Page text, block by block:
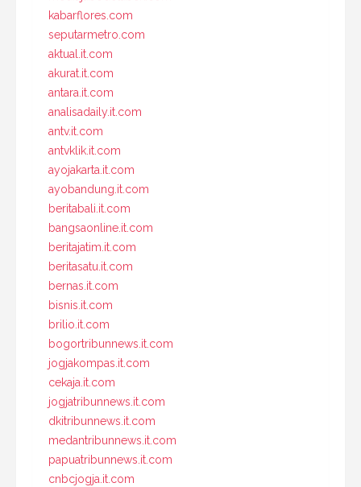
kabarflores.com
seputarmetro.com
aktual.it.com
akurat.it.com
antara.it.com
analisadaily.it.com
antv.it.com
antvklik.it.com
ayojakarta.it.com
ayobandung.it.com
beritabali.it.com
bangsaonline.it.com
beritajatim.it.com
beritasatu.it.com
bernas.it.com
bisnis.it.com
brilio.it.com
bogortribunnews.it.com
jogjakompas.it.com
cekaja.it.com
jogjatribunnews.it.com
dkitribunnews.it.com
medantribunnews.it.com
papuatribunnews.it.com
cnbcjogja.it.com